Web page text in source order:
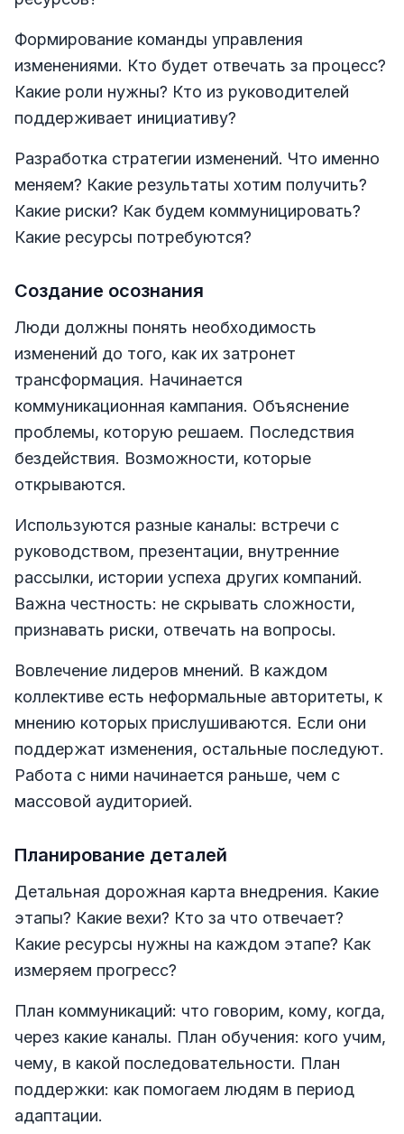
Формирование команды управления
изменениями. Кто будет отвечать за процесс?
Какие роли нужны? Кто из руководителей
поддерживает инициативу?
Разработка стратегии изменений. Что именно
меняем? Какие результаты хотим получить?
Какие риски? Как будем коммуницировать?
Какие ресурсы потребуются?
Создание осознания
Люди должны понять необходимость
изменений до того, как их затронет
трансформация. Начинается
коммуникационная кампания. Объяснение
проблемы, которую решаем. Последствия
бездействия. Возможности, которые
открываются.
Используются разные каналы: встречи с
руководством, презентации, внутренние
рассылки, истории успеха других компаний.
Важна честность: не скрывать сложности,
признавать риски, отвечать на вопросы.
Вовлечение лидеров мнений. В каждом
коллективе есть неформальные авторитеты, к
мнению которых прислушиваются. Если они
поддержат изменения, остальные последуют.
Работа с ними начинается раньше, чем с
массовой аудиторией.
Планирование деталей
Детальная дорожная карта внедрения. Какие
этапы? Какие вехи? Кто за что отвечает?
Какие ресурсы нужны на каждом этапе? Как
измеряем прогресс?
План коммуникаций: что говорим, кому, когда,
через какие каналы. План обучения: кого учим,
чему, в какой последовательности. План
поддержки: как помогаем людям в период
адаптации.